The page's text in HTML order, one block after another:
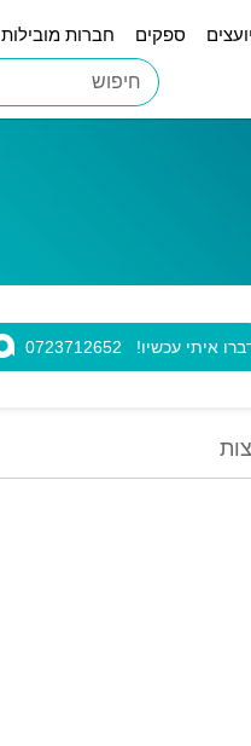
יועצים ספקים חברות מובילות
איתי עכשיו! 0723712652